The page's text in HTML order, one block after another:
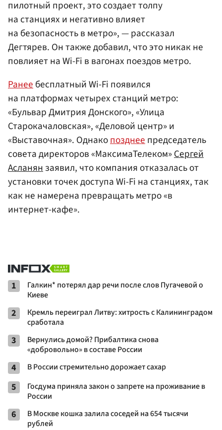
пилотный проект, это создает толпу
на станциях и негативно влияет
на безопасность в метро», — рассказал
Дегтярев. Он также добавил, что это никак не
повлияет на Wi-Fi в вагонах поездов метро.
Ранеебесплатный Wi-Fi появился
на платформах четырех станций метро:
«Бульвар Дмитрия Донского», «Улица
Старокачаловская», «Деловой центр» и
«Выставочная». Однакопозднеепредседатель
совета директоров «МаксимаТелеком»Сергей
Асланянзаявил, что компания отказалась от
установки точек доступа Wi-Fi на станциях, так
как не намерена превращать метро «в
интернет-кафе».
1
Галкин* потерял дар речи после слов Пугачевой о
Киеве
2
Кремль переиграл Литву: хитрость с Калининградом
сработала
3
Вернулись домой? Прибалтика снова
«добровольно» в составе России
4 В России стремительно дорожает сахар
5
Госдума приняла закон о запрете на проживание в
России
6
В Москве кошка залила соседей на 654 тысячи
рублей